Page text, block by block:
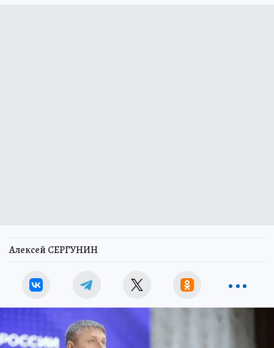
Алексей СЕРГУНИН